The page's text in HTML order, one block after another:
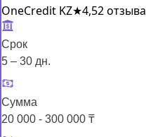
OneCredit KZ★4,52 отзыва
Срок
5 – 30 дн.
Сумма
20 000 - 300 000 ₸